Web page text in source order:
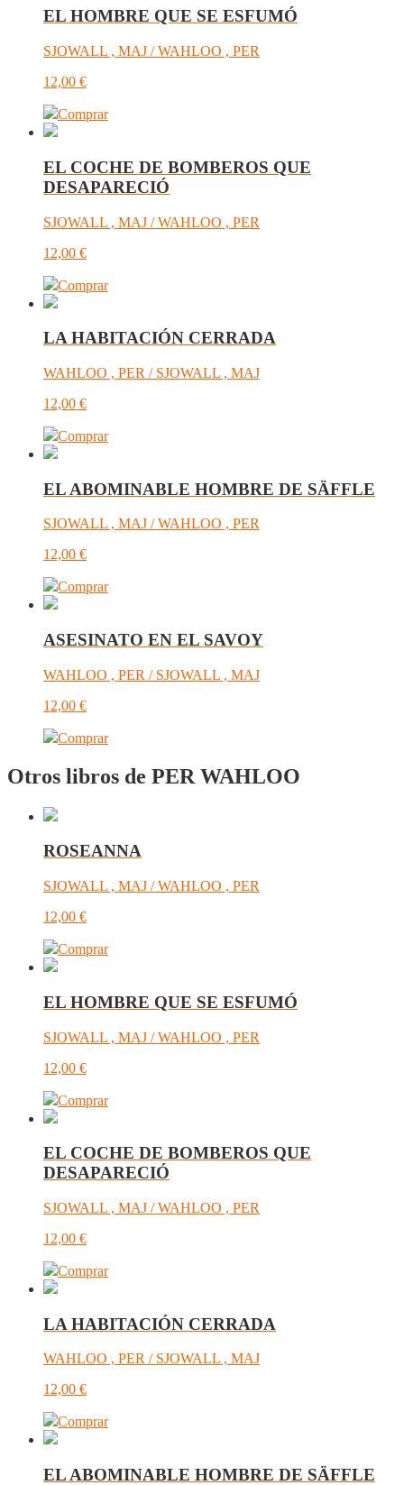
EL HOMBRE QUE SE ESFUMÓ
SJOWALL , MAJ / WAHLOO , PER
12,00 €
Comprar
EL COCHE DE BOMBEROS QUE
DESAPARECIÓ
SJOWALL , MAJ / WAHLOO , PER
12,00 €
Comprar
LA HABITACIÓN CERRADA
WAHLOO , PER / SJOWALL , MAJ
12,00 €
Comprar
EL ABOMINABLE HOMBRE DE SÄFFLE
SJOWALL , MAJ / WAHLOO , PER
12,00 €
Comprar
ASESINATO EN EL SAVOY
WAHLOO , PER / SJOWALL , MAJ
12,00 €
Comprar
Otros libros de PER WAHLOO
ROSEANNA
SJOWALL , MAJ / WAHLOO , PER
12,00 €
Comprar
EL HOMBRE QUE SE ESFUMÓ
SJOWALL , MAJ / WAHLOO , PER
12,00 €
Comprar
EL COCHE DE BOMBEROS QUE
DESAPARECIÓ
SJOWALL , MAJ / WAHLOO , PER
12,00 €
Comprar
LA HABITACIÓN CERRADA
WAHLOO , PER / SJOWALL , MAJ
12,00 €
Comprar
EL ABOMINABLE HOMBRE DE SÄFFLE